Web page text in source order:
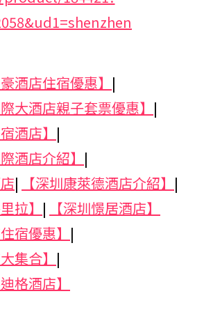
酒店住宿優惠】 |
大酒店親子套票優惠】 |
酒店】 |
酒店介紹】 |
| 【深圳康萊德酒店介紹】 |
拉】 |
【深圳憬居酒店】
宿優惠】 |
集合】 |
格酒店】